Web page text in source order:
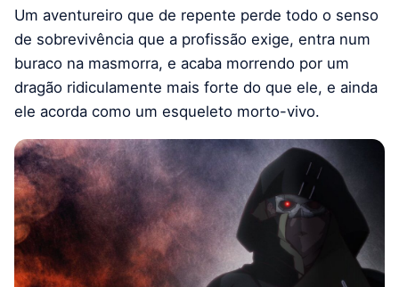
Um aventureiro que de repente perde todo o senso
de sobrevivência que a profissão exige, entra num
buraco na masmorra, e acaba morrendo por um
dragão ridiculamente mais forte do que ele, e ainda
ele acorda como um esqueleto morto-vivo.